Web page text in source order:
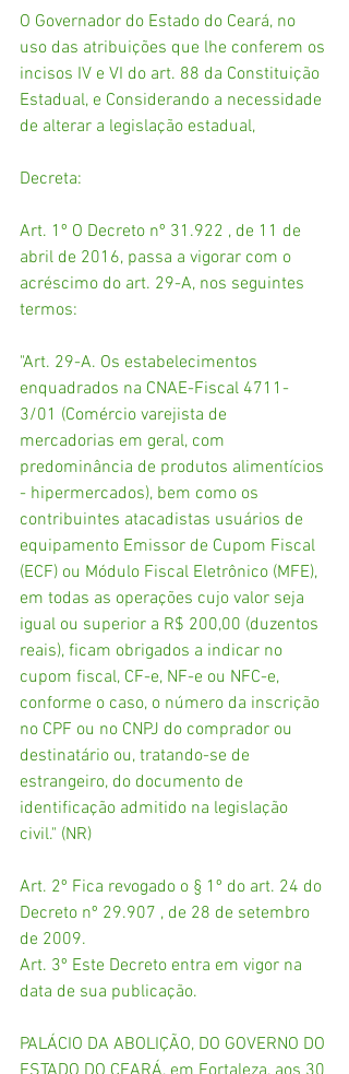
O Governador do Estado do Ceará, no
uso das atribuições que lhe conferem os
incisos IV e VI do art. 88 da Constituição
Estadual, e Considerando a necessidade
de alterar a legislação estadual,
Decreta:
Art. 1º O Decreto nº 31.922 , de 11 de
abril de 2016, passa a vigorar com o
acréscimo do art. 29-A, nos seguintes
termos:
"Art. 29-A. Os estabelecimentos
enquadrados na CNAE-Fiscal 4711-
3/01 (Comércio varejista de
mercadorias em geral, com
predominância de produtos alimentícios
- hipermercados), bem como os
contribuintes atacadistas usuários de
equipamento Emissor de Cupom Fiscal
(ECF) ou Módulo Fiscal Eletrônico (MFE),
em todas as operações cujo valor seja
igual ou superior a R$ 200,00 (duzentos
reais), ficam obrigados a indicar no
cupom fiscal, CF-e, NF-e ou NFC-e,
conforme o caso, o número da inscrição
no CPF ou no CNPJ do comprador ou
destinatário ou, tratando-se de
estrangeiro, do documento de
identificação admitido na legislação
civil." (NR)
Art. 2º Fica revogado o § 1º do art. 24 do
Decreto nº 29.907 , de 28 de setembro
de 2009.
Art. 3º Este Decreto entra em vigor na
data de sua publicação.
PALÁCIO DA ABOLIÇÃO, DO GOVERNO DO